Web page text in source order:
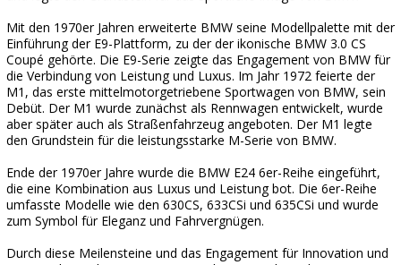
Mit den 1970er Jahren erweiterte BMW seine Modellpalette mit der
Einführung der E9-Plattform, zu der der ikonische BMW 3.0 CS
Coupé gehörte. Die E9-Serie zeigte das Engagement von BMW für
die Verbindung von Leistung und Luxus. Im Jahr 1972 feierte der
M1, das erste mittelmotorgetriebene Sportwagen von BMW, sein
Debüt. Der M1 wurde zunächst als Rennwagen entwickelt, wurde
aber später auch als Straßenfahrzeug angeboten. Der M1 legte
den Grundstein für die leistungsstarke M-Serie von BMW.
Ende der 1970er Jahre wurde die BMW E24 6er-Reihe eingeführt,
die eine Kombination aus Luxus und Leistung bot. Die 6er-Reihe
umfasste Modelle wie den 630CS, 633CSi und 635CSi und wurde
zum Symbol für Eleganz und Fahrvergnügen.
Durch diese Meilensteine und das Engagement für Innovation und